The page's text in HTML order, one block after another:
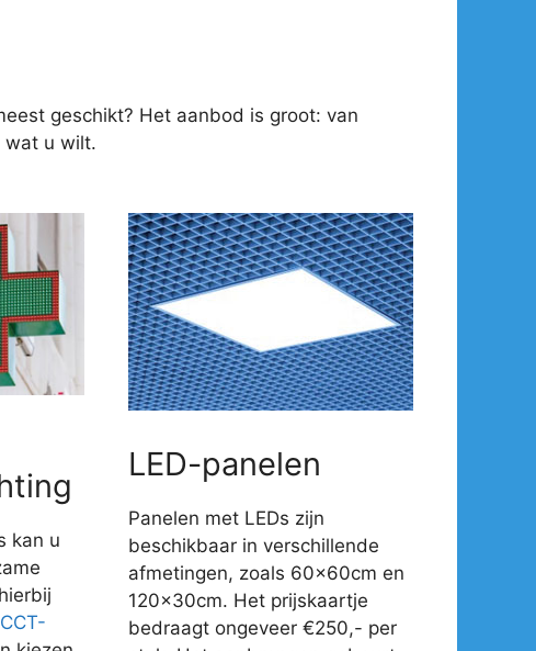
geschikt? Het aanbod is groot: van
wat u wilt.
kan u
CCT-
LED-panelen
Panelen met LEDs zijn
beschikbaar in verschillende
afmetingen, zoals 60x60cm en
120x30cm. Het prijskaartje
bedraagt ongeveer €250,- per